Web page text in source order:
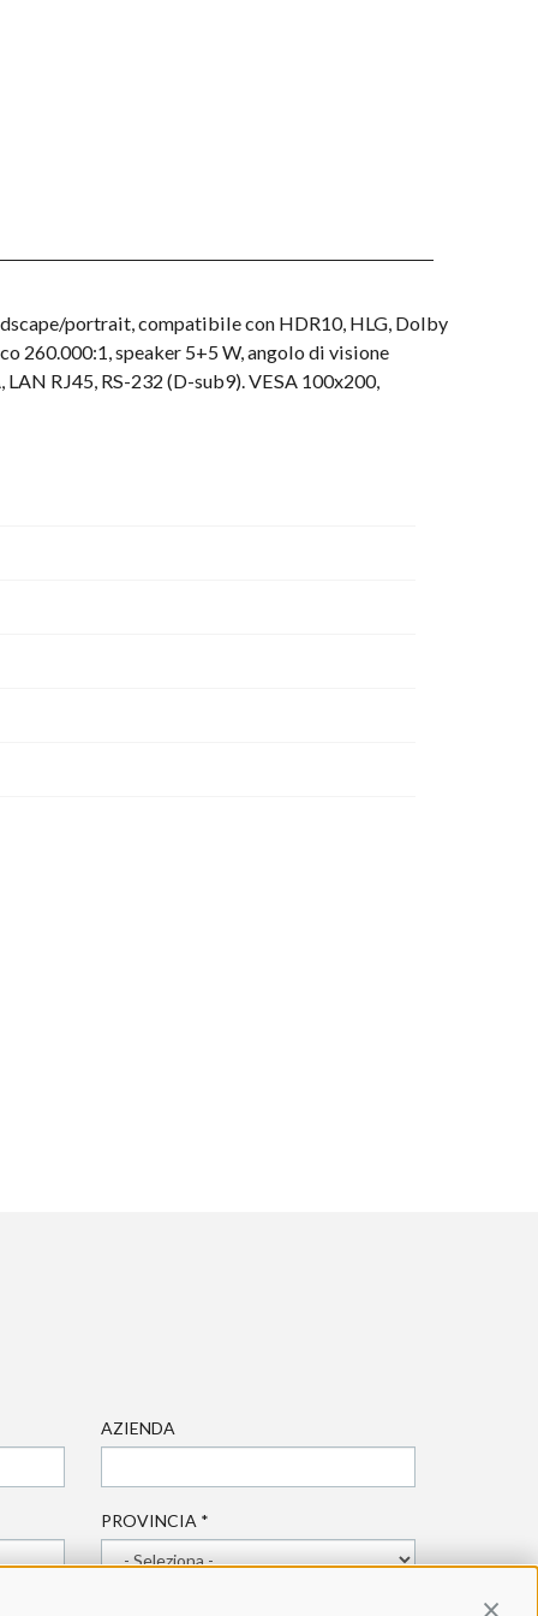
portrait, compatibile con HDR10, HLG, Dolby
260.000:1, speaker 5+5 W, angolo di visione
RJ45, RS-232 (D-sub9). VESA 100x200,
AZIENDA
PROVINCIA *